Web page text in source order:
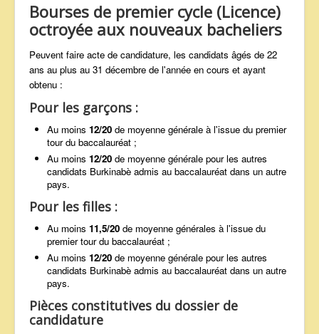
Bourses de premier cycle (Licence)
octroyée aux nouveaux bacheliers
Peuvent faire acte de candidature, les candidats âgés de 22
ans au plus au 31 décembre de l'année en cours et ayant
obtenu :
Pour les garçons :
Au moins 12/20 de moyenne générale à l'issue du premier
tour du baccalauréat ;
Au moins 12/20 de moyenne générale pour les autres
candidats Burkinabè admis au baccalauréat dans un autre
pays.
Pour les filles :
Au moins 11,5/20 de moyenne générales à l'issue du
premier tour du baccalauréat ;
Au moins 12/20 de moyenne générale pour les autres
candidats Burkinabè admis au baccalauréat dans un autre
pays.
Pièces constitutives du dossier de
candidature